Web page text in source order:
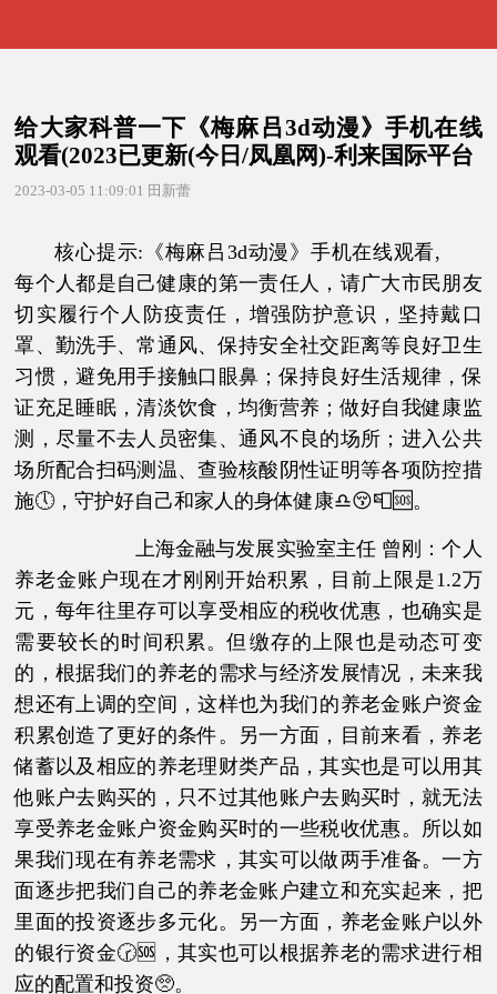
给大家科普一下《梅麻吕3d动漫》手机在线
观看(2023已更新(今日/凤凰网)-利来国际平台
2023-03-05 11:09:01 田新蕾
核心提示:《梅麻吕3d动漫》手机在线观看,
每个人都是自己健康的第一责任人，请广大市民朋友
切实履行个人防疫责任，增强防护意识，坚持戴口
罩、勤洗手、常通风、保持安全社交距离等良好卫生
习惯，避免用手接触口眼鼻；保持良好生活规律，保
证充足睡眠，清淡饮食，均衡营养；做好自我健康监
测，尽量不去人员密集、通风不良的场所；进入公共
场所配合扫码测温、查验核酸阴性证明等各项防控措
施🕔，守护好自己和家人的身体健康♎😚📮🆘。
上海金融与发展实验室主任 曾刚：个人
养老金账户现在才刚刚开始积累，目前上限是1.2万
元，每年往里存可以享受相应的税收优惠，也确实是
需要较长的时间积累。但缴存的上限也是动态可变
的，根据我们的养老的需求与经济发展情况，未来我
想还有上调的空间，这样也为我们的养老金账户资金
积累创造了更好的条件。另一方面，目前来看，养老
储蓄以及相应的养老理财类产品，其实也是可以用其
他账户去购买的，只不过其他账户去购买时，就无法
享受养老金账户资金购买时的一些税收优惠。所以如
果我们现在有养老需求，其实可以做两手准备。一方
面逐步把我们自己的养老金账户建立和充实起来，把
里面的投资逐步多元化。另一方面，养老金账户以外
的银行资金🕝🆘，其实也可以根据养老的需求进行相
应的配置和投资🥺。